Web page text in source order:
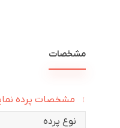
مشخصات
مشخصات پرده
نوع پرده